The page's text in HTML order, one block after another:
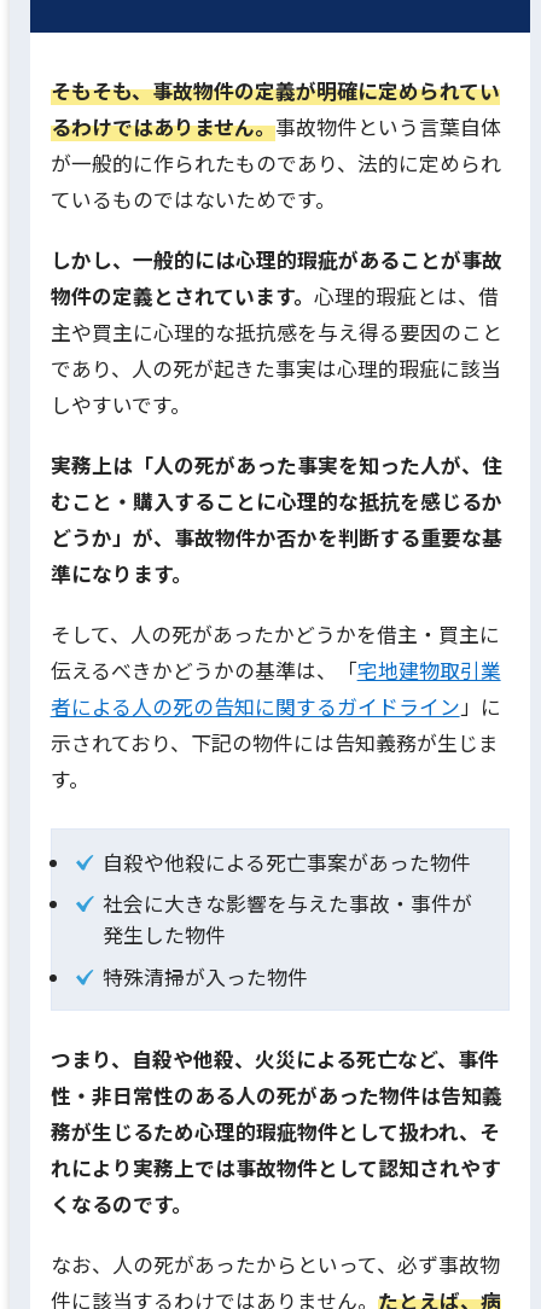
そもそも、事故物件の定義が明確に定められてい
るわけではありません。事故物件という言葉自体
が一般的に作られたものであり、法的に定められ
ているものではないためです。
しかし、一般的には心理的瑕疵があることが事故
物件の定義とされています。 心理的瑕疵とは、借
主や買主に心理的な抵抗感を与え得る要因のこと
であり、人の死が起きた事実は心理的瑕疵に該当
しやすいです。
実務上は「人の死があった事実を知った人が、住
むこと・購入することに心理的な抵抗を感じるか
どうか」が、事故物件か否かを判断する重要な基
準になります。
そして、人の死があったかどうかを借主・買主に
伝えるべきかどうかの基準は、「宅地建物取引業
者による人の死の告知に関するガイドライン」に
示されており、下記の物件には告知義務が生じま
す。
自殺や他殺による死亡事案があった物件
社会に大きな影響を与えた事故・事件が
発生した物件
特殊清掃が入った物件
つまり、自殺や他殺、火災による死亡など、事件
性・非日常性のある人の死があった物件は告知義
務が生じるため心理的瑕疵物件として扱われ、そ
れにより実務上では事故物件として認知されやす
くなるのです。
なお、人の死があったからといって、必ず事故物
件に該当するわけではありません。 たとえば、病